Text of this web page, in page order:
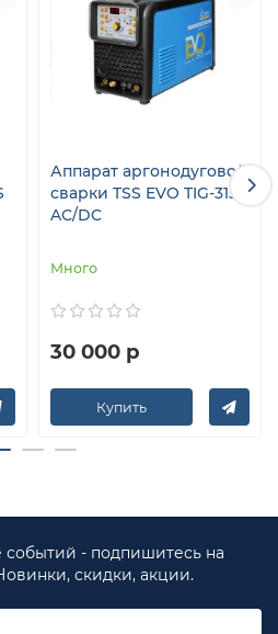
Аппарат аргонодуговой
сварки TSS EVO TIG-315
AC/DC
Много
30 000 р
Купить
событий - подпишитесь на
скидки, акции.